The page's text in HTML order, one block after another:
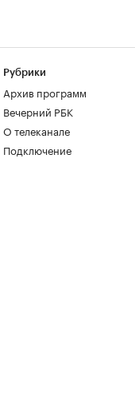
Рубрики
Архив программ
Вечерний РБК
О телеканале
Подключение